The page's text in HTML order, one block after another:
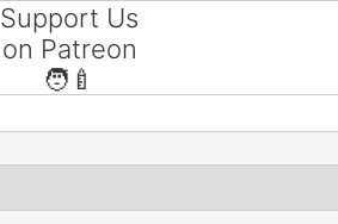
Support Us
on Patreon
🧑‍🍼